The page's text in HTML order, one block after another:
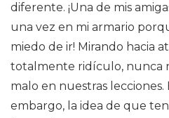
diferente. ¡Una de mis
una vez en mi armario
miedo de ir! Mirando hacia
totalmente ridículo, nunca
malo en nuestras lecciones.
embargo, la idea de que